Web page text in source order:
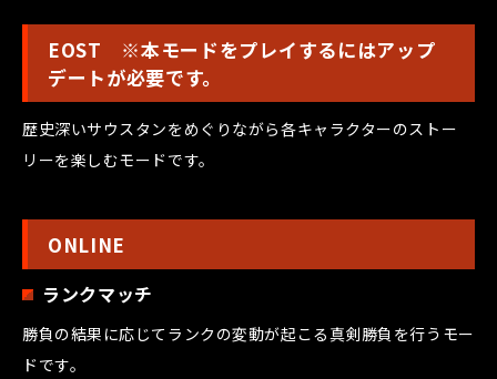
EOST ※本モードをプレイするにはアップ
デートが必要です。
歴史深いサウスタンをめぐりながら各キャラクターのストー
リーを楽しむモードです。
ONLINE
ランクマッチ
勝負の結果に応じてランクの変動が起こる真剣勝負を行うモー
ドです。